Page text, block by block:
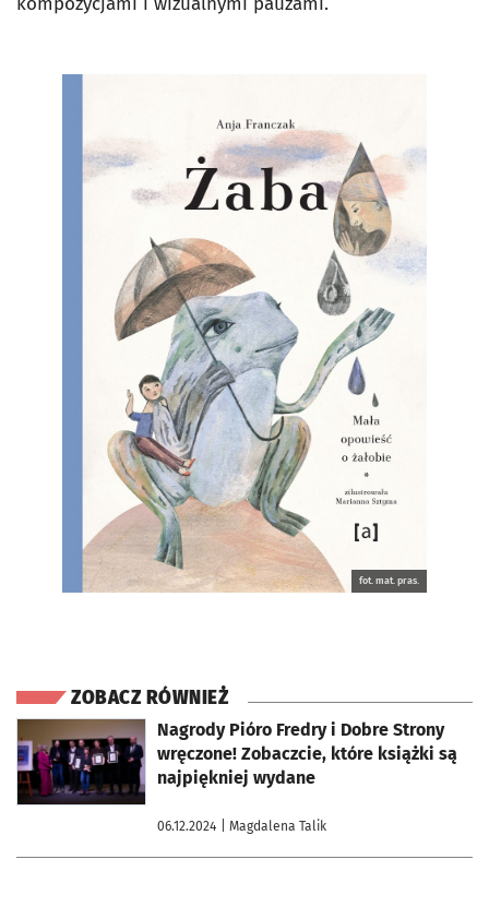
fot. mat. pras.
ZOBACZ RÓWNIEŻ
Nagrody Pióro Fredry i Dobre Strony
wręczone! Zobaczcie, które książki są
najpiękniej wydane
06.12.2024 | Magdalena Talik
otworzy się w nowej karcie